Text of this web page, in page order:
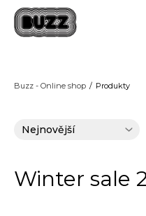
Buzz - Online shop Produkty
Winter sale